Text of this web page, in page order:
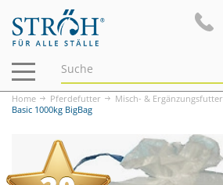
Navigation
ein-/ausblenden
Home Pferdefutter Misch- & Ergänzungsfutter
Basic 1000kg BigBag